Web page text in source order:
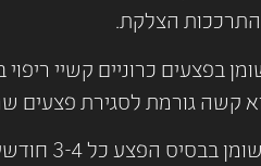
הצלקת.
בפצעים כרוניים קשיי
גורמת לסגירת פצעים
הפצע כל 3-4 חודשים.